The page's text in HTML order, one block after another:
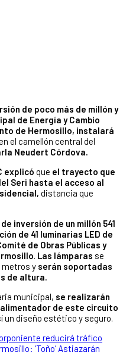
de poco más de millón y
de Energía y Cambio
de Hermosillo, instalará
el camellón central del
Neudert Córdova.
explicó que el trayecto que
Seri hasta el acceso al
distancia que
inversión de un millón 541
de 41 luminarias LED de
de Obras Públicas y
. Las lámparas se
metros y serán soportadas
de altura.
municipal, se realizarán
de este circuito
un diseño estético y seguro.
reducirá tráfico
‘Toño’ Astiazarán